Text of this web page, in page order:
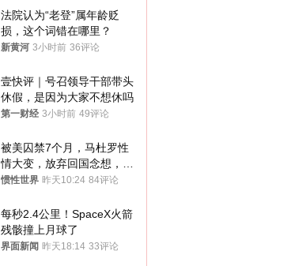
法院认为“老登”属年龄贬
损，这个词错在哪里？
新黄河 3小时前 36评论
壹快评｜号召领导干部带头
休假，是因为大家不想休吗
第一财经 3小时前 49评论
被美囚禁7个月，马杜罗性
情大变，放弃回国念想，最
后嘱托已公开
惯性世界 昨天10:24 84评论
每秒2.4公里！SpaceX火箭
残骸撞上月球了
界面新闻 昨天18:14 33评论